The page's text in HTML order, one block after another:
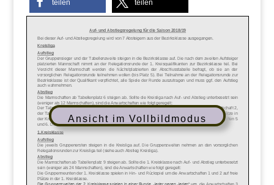
teilen teilen
Ansicht im Vollbildmodus